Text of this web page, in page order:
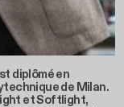
diplômé en
de Milan.
et Softlight,